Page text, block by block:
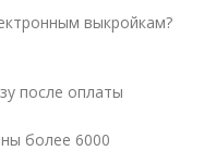
выкройкам?
после оплаты
более 6000